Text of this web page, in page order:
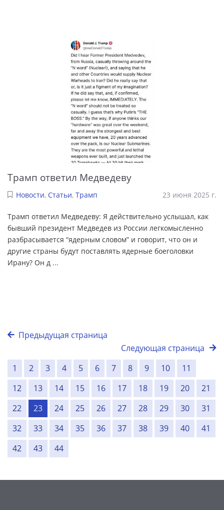
Трамп ответил Медведеву
Новости, Статьи, Трамп 23 июня 2025 г.
Трамп ответил Медведеву: Я действительно услышал, как
бывший президент Медведев из России легкомысленно
разбрасывается “ядерным словом” и говорит, что он и
другие страны будут поставлять ядерные боеголовки
Ирану? Он д ...
Предыдущая страница
Следующая страница
1
2 3 4 5 6 7 8 9 10
11
12
13 14 15 16 17 18 19 20
21
22
23 24 25 26 27 28 29 30
31
32
33 34 35 36 37 38 39 40
41
42
43 44